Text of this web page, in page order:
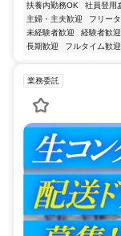
扶養内勤務OK 社員登用
主婦・主夫歓迎
フリー
未経験者歓迎
経験者歓迎
長期歓迎
フルタイム歓迎
業務委託